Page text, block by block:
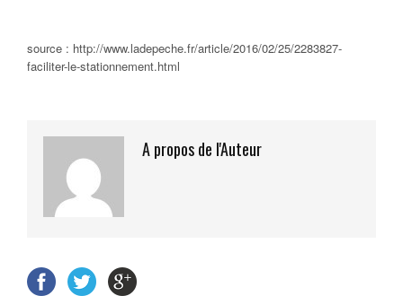
source : http://www.ladepeche.fr/article/2016/02/25/2283827-
faciliter-le-stationnement.html
A propos de l'Auteur